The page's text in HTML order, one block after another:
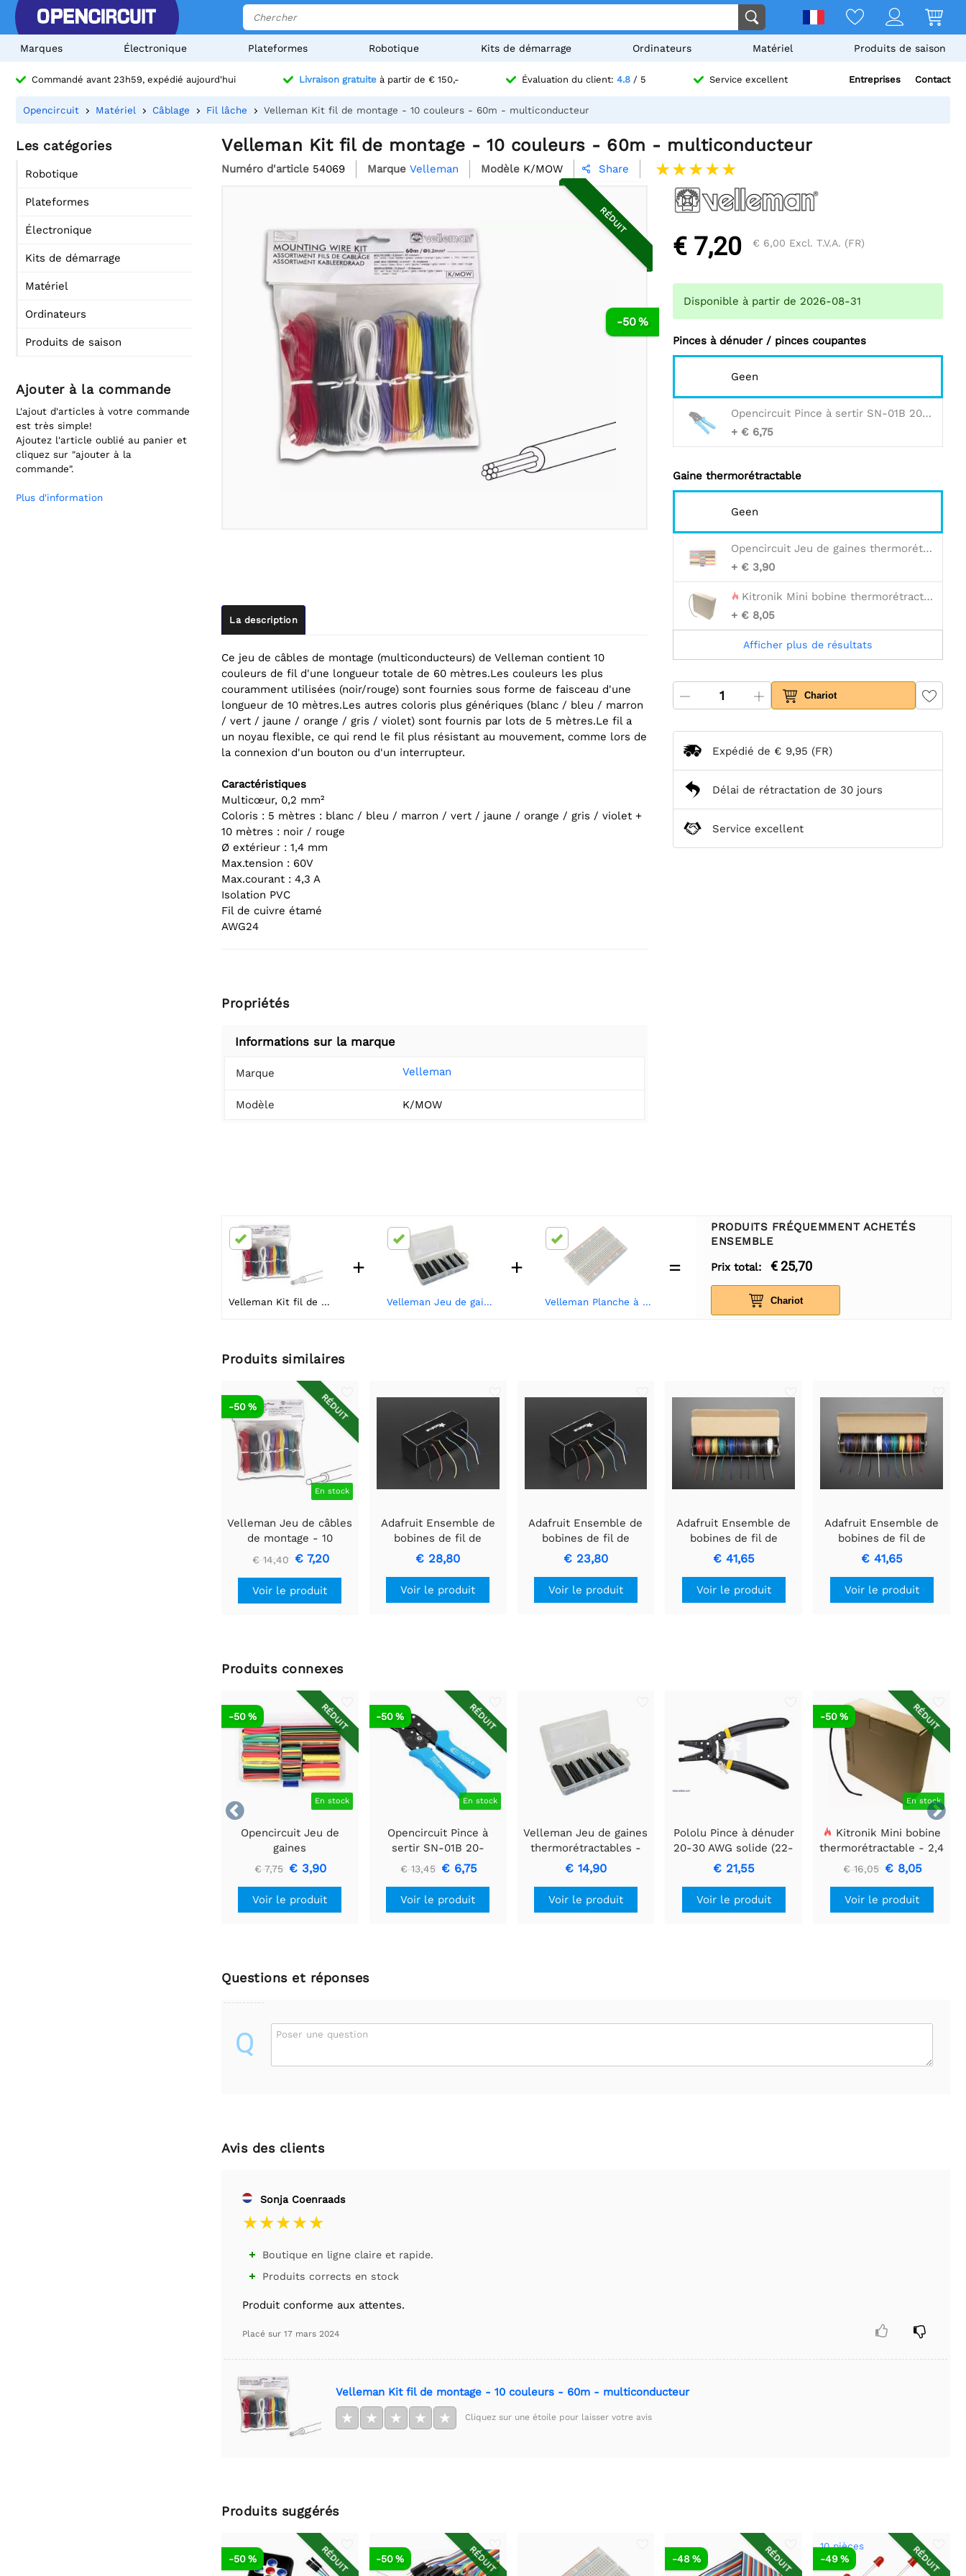
Marques Électronique Plateformes Robotique Kits de démarrage Ordinateurs Matériel Produits de saison
Commandé avant 23h59, expédié aujourd'hui Livraison gratuiteà partir de € 150,- Évaluation du client: 4.8 / 5 Service excellent Entreprises Contact
Opencircuit Matériel Câblage Fil lâche Velleman Kit fil de montage - 10 couleurs - 60m - multiconducteur
Les catégories
Robotique
Plateformes
Électronique
Kits de démarrage
Matériel
Ordinateurs
Produits de saison
Ajouter à la commande
L'ajout d'articles à votre commande
est très simple!
Ajoutez l'article oublié au panier et
cliquez sur "ajouter à la
commande".
Plus d'information
Velleman Kit fil de montage - 10 couleurs - 60m - multiconducteur
Numéro d'article 54069 Marque Velleman Modèle K/MOW  Share
-50 %
RÉDUIT
La description
Ce jeu de câbles de montage (multiconducteurs) de Velleman contient 10
couleurs de fil d'une longueur totale de 60 mètres.Les couleurs les plus
couramment utilisées (noir/rouge) sont fournies sous forme de faisceau d'une
longueur de 10 mètres.Les autres coloris plus génériques (blanc / bleu / marron
/ vert / jaune / orange / gris / violet) sont fournis par lots de 5 mètres.Le fil a
un noyau flexible, ce qui rend le fil plus résistant au mouvement, comme lors de
la connexion d'un bouton ou d'un interrupteur.
Caractéristiques
Multicœur, 0,2 mm²
Coloris : 5 mètres : blanc / bleu / marron / vert / jaune / orange / gris / violet +
10 mètres : noir / rouge
Ø extérieur : 1,4 mm
Max.tension : 60V
Max.courant : 4,3 A
Isolation PVC
Fil de cuivre étamé
AWG24
Propriétés
Informations sur la marque
Marque Velleman
Modèle K/MOW
€ 7,20 € 6,00 Excl. T.V.A. (FR)
Disponible à partir de 2026-08-31
Pinces à dénuder / pinces coupantes
Geen
Opencircuit Pince à sertir SN-01B 20-28AWG - 0.08 / 0.5mm2
+ € 6,75
Gaine thermorétractable
Geen
Opencircuit Jeu de gaines thermorétractables - 180pcs
+ € 3,90
Kitronik Mini bobine thermorétractable - 2,4 mm, 11 mètres
+ € 8,05
Afficher plus de résultats
Chariot
Expédié de € 9,95 (FR)
Délai de rétractation de 30 jours
Service excellent
Velleman Kit fil de montage - 10 couleurs - 60m - multiconducteur
+
Velleman Jeu de gaines thermorétractables - noires avec colle 10cm - 85 pcs. - dans une boîte de rangement
+
Velleman Planche à pain 400 points - blanche
=
PRODUITS FRÉQUEMMENT ACHETÉS
ENSEMBLE
Prix total:
€ 25,70
Chariot
Produits similaires
RÉDUIT
En stock
-50 %
Velleman Jeu de câbles
de montage - 10
couleurs - 60m - âme
massive
€ 14,40 € 7,20
Voir le produit
Adafruit Ensemble de
bobines de fil de
raccordement - 22AWG
toronné - 6 x 25 pi
€ 28,80
Voir le produit
Adafruit Ensemble de
bobines de fil de
raccordement - noyau
solide 22AWG - 6 x 25
€ 23,80
Voir le produit
Adafruit Ensemble de
bobines de fil de
raccordement - noyau
solide 22AWG - 10 x 25
pieds
€ 41,65
Voir le produit
Adafruit Ensemble de
bobines de fil de
raccordement - 22 AWG
toronné - 10 x 25 pi
€ 41,65
Voir le produit
Produits connexes


RÉDUIT
En stock
-50 %
Opencircuit Jeu de
gaines
thermorétractables -
€ 7,75 € 3,90
Voir le produit
RÉDUIT
En stock
-50 %
Opencircuit Pince à
sertir SN-01B 20-
28AWG - 0.08 / 0.5mm2
€ 13,45 € 6,75
Voir le produit
Velleman Jeu de gaines
thermorétractables -
noires avec colle 10cm
- 85 pcs. - dans une
boîte de rangement
€ 14,90
Voir le produit
Pololu Pince à dénuder
20-30 AWG solide (22-
32 AWG toronné)
€ 21,55
Voir le produit
RÉDUIT
En stock
-50 %
Kitronik Mini bobine
thermorétractable - 2,4
mm, 11 mètres
€ 16,05 € 8,05
Voir le produit
Questions et réponses
Q Poser une question
Avis des clients
Sonja Coenraads
 Boutique en ligne claire et rapide.
 Produits corrects en stock
Produit conforme aux attentes.
Placé sur 17 mars 2024  
Velleman Kit fil de montage - 10 couleurs - 60m - multiconducteur
★ ★ ★ ★ ★ Cliquez sur une étoile pour laisser votre avis
Produits suggérés
RÉDUIT
-50 % RÉDUIT
-50 % RÉDUIT
-48 % RÉDUIT
10 pièces
-49 %